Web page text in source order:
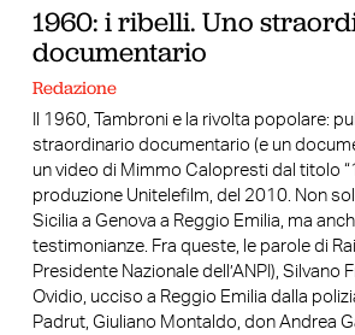
1960: i ribelli. Uno
documentario
Redazione
Il 1960, Tambroni e la rivolta popolare:
straordinario documentario (e un
un video di Mimmo Calopresti dal titolo
produzione Unitelefilm, del 2010. Non
Sicilia a Genova a Reggio Emilia, ma
testimonianze. Fra queste, le parole di
Presidente Nazionale dell’ANPI), Silvano
Ovidio, ucciso a Reggio Emilia dalla
Padrut, Giuliano Montaldo, don Andrea